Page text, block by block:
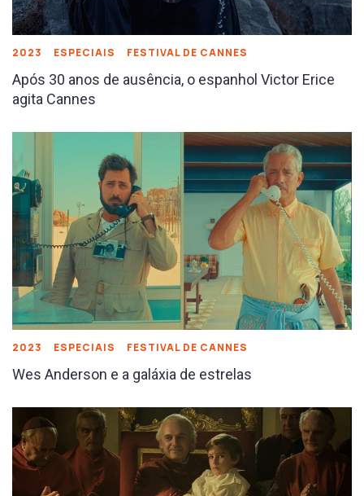
2023 ESPECIAIS FESTIVAL DE CANNES
Após 30 anos de ausência, o espanhol Victor Erice
agita Cannes
2023 ESPECIAIS FESTIVAL DE CANNES
Wes Anderson e a galáxia de estrelas